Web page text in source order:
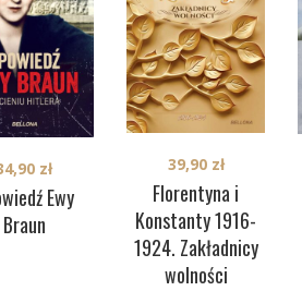
Ewy
Braun
zł
Florentyna i
Konstanty 1916-
1924. Zakładnicy
wolności
39,90 zł